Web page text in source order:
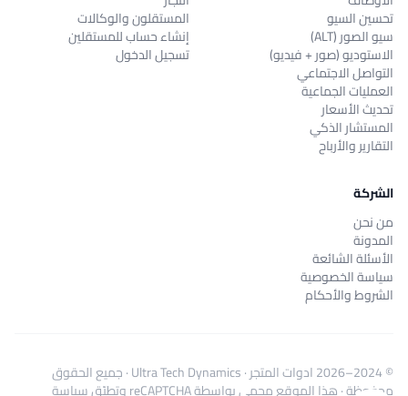
تحسين السيو
سيو الصور (ALT)
الاستوديو (صور + فيديو)
التواصل الاجتماعي
العمليات الجماعية
تحديث الأسعار
المستشار الذكي
التقارير والأرباح
المستقلون والوكالات
إنشاء حساب للمستقلين
تسجيل الدخول
الشركة
من نحن
المدونة
الأسئلة الشائعة
سياسة الخصوصية
الشروط والأحكام
© 2024–2026 ادوات المتجر·
Ultra Tech Dynamics· جميع الحقوق
محفوظة · هذا الموقع محمي بواسطة reCAPTCHA وتطبّق سياسة